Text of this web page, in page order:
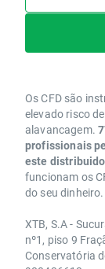
Os CFD são
elevado risco
alavancagem.
profissionais
este
funcionam os
do seu dinheiro.
XTB, S.A -
nº1, piso 9
Conservatória